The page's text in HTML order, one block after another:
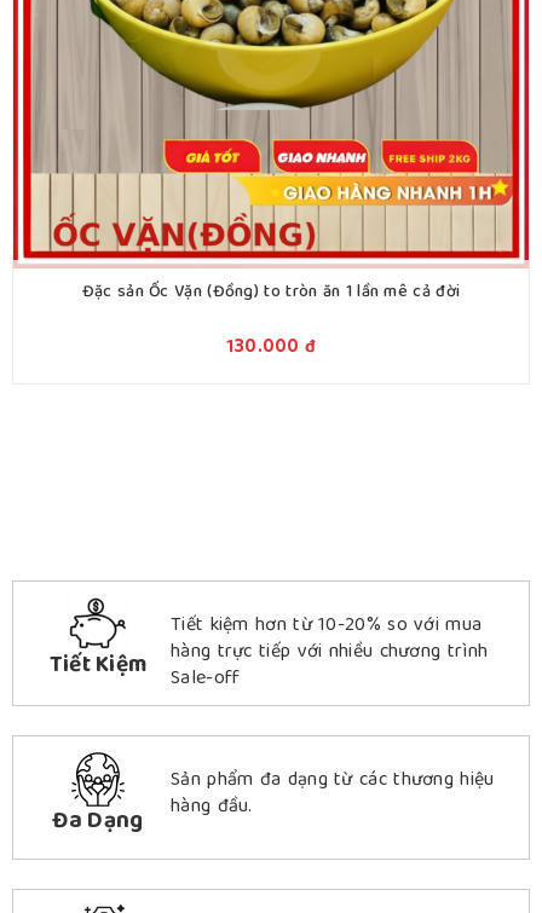
Đặc sản Ốc Vặn (Đồng) to tròn ăn 1 lần mê cả đời
130.000đ
Tiết Kiệm
Tiết kiệm hơn từ 10-20% so với mua
hàng trực tiếp với nhiều chương trình
Sale-off
Đa Dạng
Sản phẩm đa dạng từ các thương hiệu
hàng đầu.